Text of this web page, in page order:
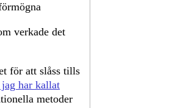
verkade det
för att slåss tills
har kallat
metoder